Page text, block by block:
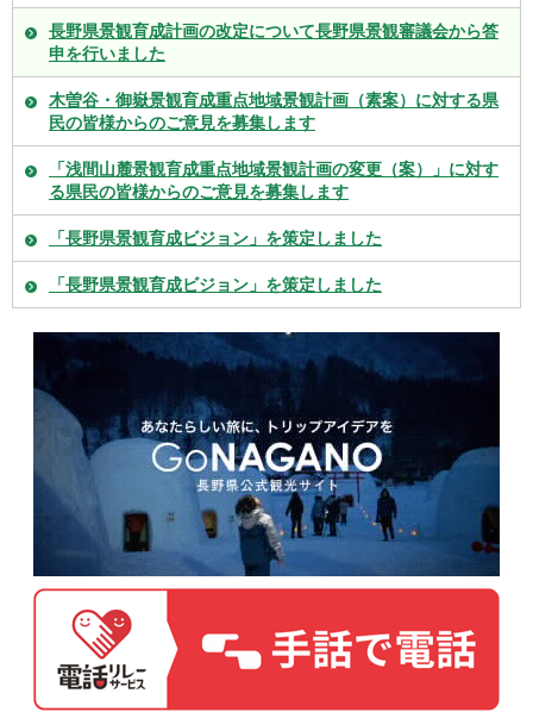
長野県景観育成計画の改定について長野県景観審議会から答
申を行いました
木曽谷・御嶽景観育成重点地域景観計画（素案）に対する県
民の皆様からのご意見を募集します
「浅間山麓景観育成重点地域景観計画の変更（案）」に対す
る県民の皆様からのご意見を募集します
「長野県景観育成ビジョン」を策定しました
「長野県景観育成ビジョン」を策定しました